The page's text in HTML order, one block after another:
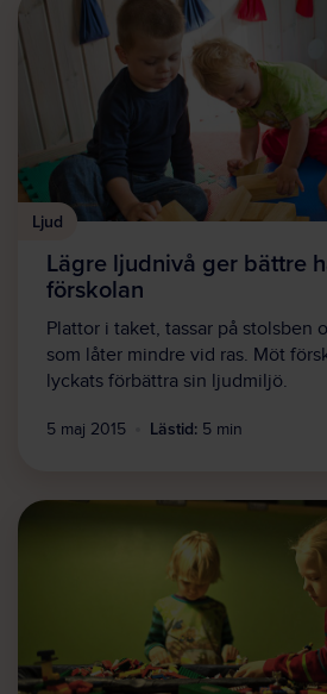
Ljud
Lägre ljudnivå ger bättre
förskolan
Plattor i taket, tassar på stolsben
som låter mindre vid ras. Möt
lyckats förbättra sin ljudmiljö.
5 maj 2015 Lästid: 5 min